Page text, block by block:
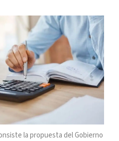
la propuesta del Gobierno